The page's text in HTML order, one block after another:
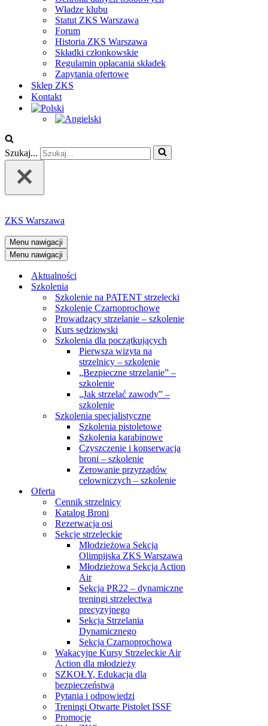
Władze klubu
Statut ZKS Warszawa
Forum
Historia ZKS Warszawa
Składki członkowskie
Regulamin opłacania składek
Zapytania ofertowe
Sklep ZKS
Kontakt
Szukaj...
ZKS Warszawa
Menu nawigacji
Menu nawigacji
Aktualności
Szkolenia
Szkolenie na PATENT strzelecki
Szkolenie Czarnoprochowe
Prowadzący strzelanie – szkolenie
Kurs sędziowski
Szkolenia dla początkujących
Pierwsza wizyta na
strzelnicy – szkolenie
„Bezpieczne strzelanie” –
szkolenie
„Jak strzelać zawody” –
szkolenie
Szkolenia specjalistyczne
Szkolenia pistoletowe
Szkolenia karabinowe
Czyszczenie i konserwacja
broni – szkolenie
Zerowanie przyrządów
celowniczych – szkolenie
Oferta
Cennik strzelnicy
Katalog Broni
Rezerwacja osi
Sekcje strzeleckie
Młodzieżowa Sekcja
Olimpijska ZKS Warszawa
Młodzieżowa Sekcja Action
Air
Sekcja PR22 – dynamiczne
treningi strzelectwa
precyzyjnego
Sekcja Strzelania
Dynamicznego
Sekcja Czarnoprochowa
Wakacyjne Kursy Strzeleckie Air
Action dla młodzieży
SZKOŁY, Edukacja dla
bezpieczeństwa
Pytania i odpowiedzi
Treningi Otwarte Pistolet ISSF
Promocje